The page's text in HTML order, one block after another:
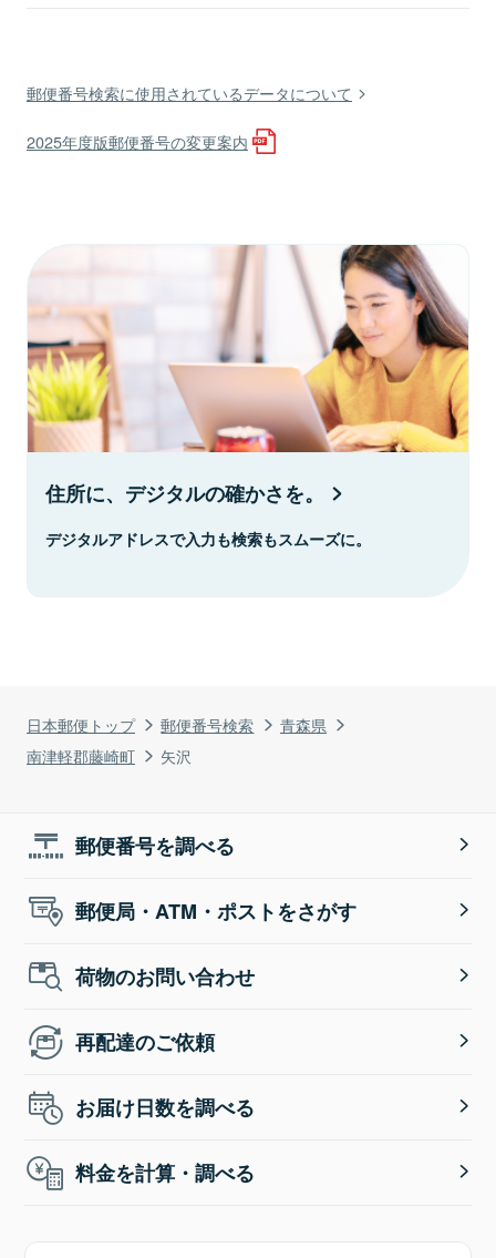
日本郵便トップ 郵便番号検索
青森県
南津軽郡藤崎町
矢沢
郵便番号検索に使用されているデータについて
2025年度版郵便番号の変更案内
住所に、デジタルの確かさを。
デジタルアドレスで入力も検索もスムーズに。
郵便番号を調べる
郵便局・ATM・ポストをさがす
荷物のお問い合わせ
再配達のご依頼
お届け日数を調べる
料金を計算・調べる